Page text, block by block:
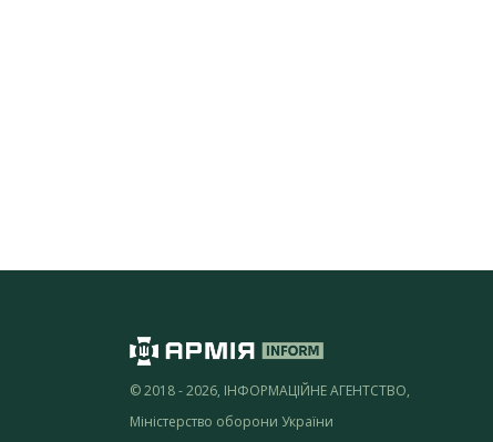
© 2018 - 2026, ІНФОРМАЦІЙНЕ АГЕНТСТВО,
Міністерство оборони України